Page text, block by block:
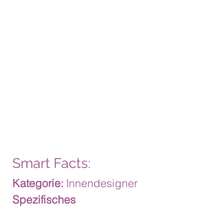
Smart Facts:
Kategorie: Innendesigner
Spezifisches